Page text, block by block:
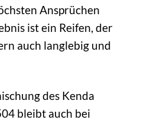
Ansprüchen
ist ein Reifen, der
auch langlebig und
des Kenda
bleibt auch bei